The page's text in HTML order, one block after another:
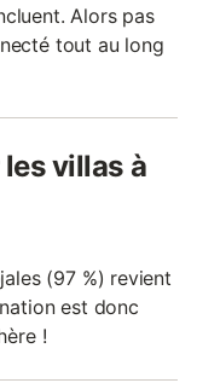
Alors pas
tout au long
villas à
(97 %) revient
est donc
!